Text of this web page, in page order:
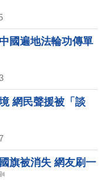
國遍地法輪功傳單
網民聲援被「談
旗被消失 網友刷一